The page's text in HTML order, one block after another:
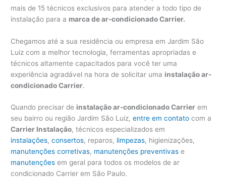
mais de 15 técnicos exclusivos para atender a todo tipo de
instalação para a marca de ar-condicionado Carrier.
Chegamos até a sua residência ou empresa em Jardim São
Luiz com a melhor tecnologia, ferramentas apropriadas e
técnicos altamente capacitados para você ter uma
experiência agradável na hora de solicitar uma instalação ar-
condicionado Carrier.
Quando precisar de instalação ar-condicionado Carrier em
seu bairro ou região Jardim São Luiz,entre em contato com a
Carrier Instalação, técnicos especializados em
instalações,consertos, reparos, limpezas, higienizações,
manutenções corretivas, manutenções preventivas e
manutenções em geral para todos os modelos de ar
condicionado Carrier em São Paulo.